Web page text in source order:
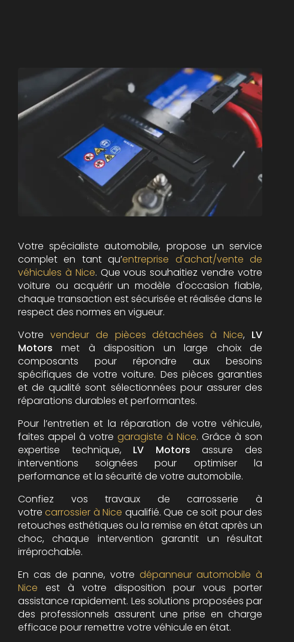
Votre spécialiste automobile, propose un service
complet en tant qu’entreprise d'achat/vente de
véhicules à Nice. Que vous souhaitiez vendre votre
voiture ou acquérir un modèle d'occasion fiable,
chaque transaction est sécurisée et réalisée dans le
respect des normes en vigueur.
Votre vendeur de pièces détachées à Nice, LV
Motors met à disposition un large choix de
composants pour répondre aux besoins
spécifiques de votre voiture. Des pièces garanties
et de qualité sont sélectionnées pour assurer des
réparations durables et performantes.
Pour l’entretien et la réparation de votre véhicule,
faites appel à votre garagiste à Nice. Grâce à son
expertise technique, LV Motors assure des
interventions soignées pour optimiser la
performance et la sécurité de votre automobile.
Confiez vos travaux de carrosserie à
votrecarrossier à Nice qualifié. Que ce soit pour des
retouches esthétiques ou la remise en état après un
choc, chaque intervention garantit un résultat
irréprochable.
En cas de panne, votre dépanneur automobile à
Nice est à votre disposition pour vous porter
assistance rapidement. Les solutions proposées par
des professionnels assurent une prise en charge
efficace pour remettre votre véhicule en état.